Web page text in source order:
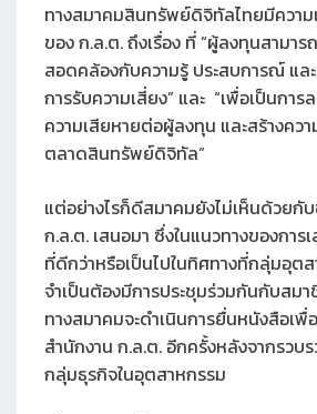
ทางสมาคมสินทรัพย์ดิจิทัลไทยมีความ
ของ ก.ล.ต. ถึงเรื่อง ที่ “ผู้ลงทุนสามาร
สอดคล้องกับความรู้ ประสบการณ์ แล
การรับความเสี่ยง” และ “เพื่อเป็นการ
ความเสียหายต่อผู้ลงทุน และสร้างคว
ตลาดสินทรัพย์ดิจิทัล”
แต่อย่างไรก็ดีสมาคมยังไม่เห็นด้วยกั
ก.ล.ต. เสนอมา ซึ่งในแนวทางของกา
ที่ดีกว่าหรือเป็นไปในทิศทางที่กลุ่มอุต
จำเป็นต้องมีการประชุมร่วมกันกับสม
ทางสมาคมจะดำเนินการยื่นหนังสือเพื่
สำนักงาน ก.ล.ต. อีกครั้งหลังจากรวบ
กลุ่มธุรกิจในอุตสาหกรรม